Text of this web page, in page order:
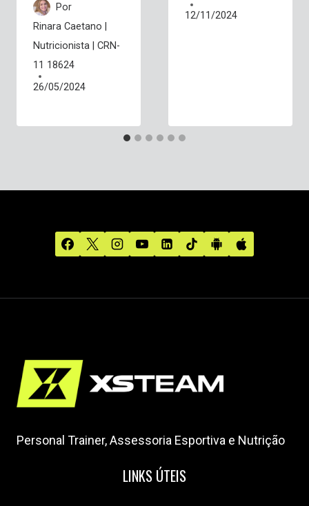
Por
Rinara Caetano |
Nutricionista | CRN-
11 18624
26/05/2024
12/11/2024
Personal Trainer, Assessoria Esportiva e Nutrição
LINKS ÚTEIS